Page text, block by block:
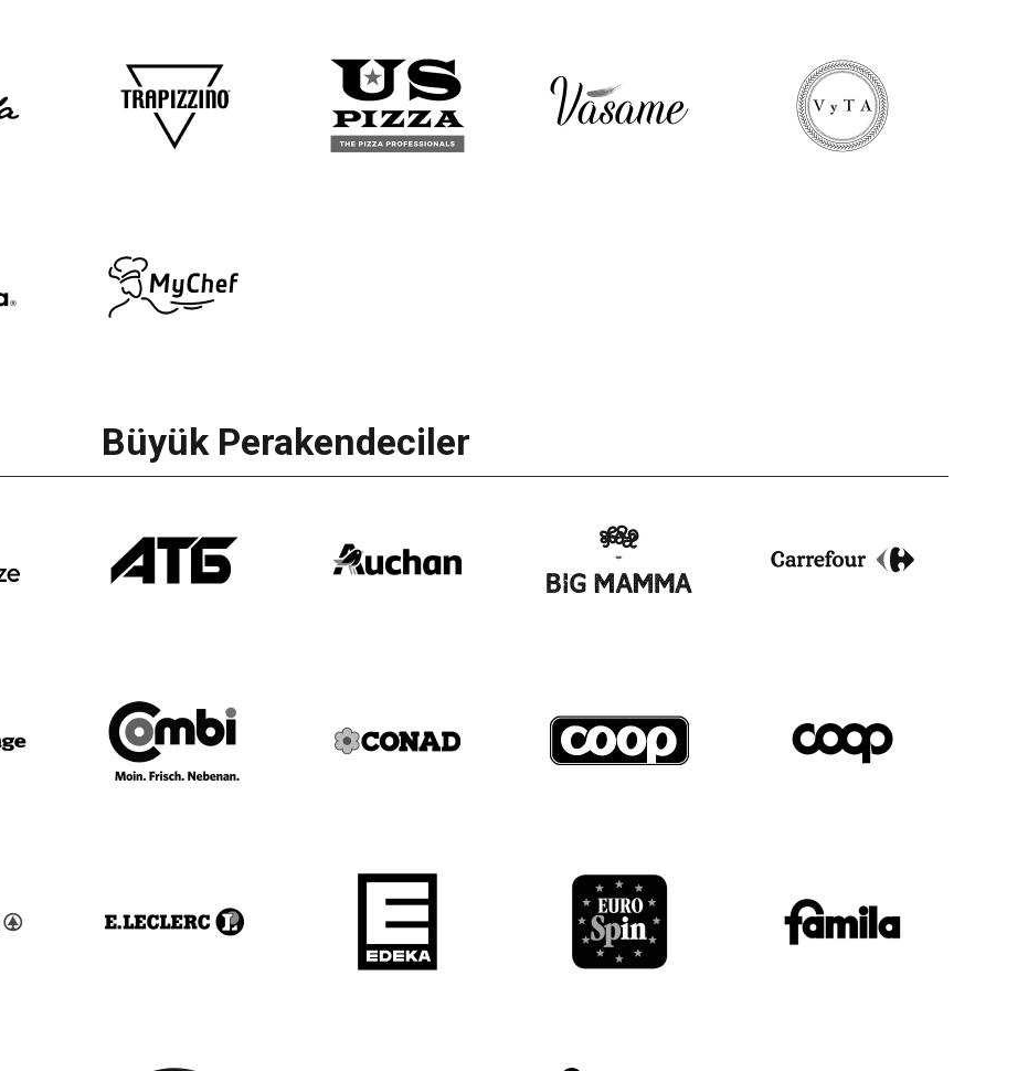
Büyük Perakendeciler